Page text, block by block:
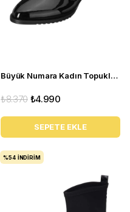
Büyük Numara Kadın Topuklu Rahat Bot KDR1214 siyah
₺4.990
₺8.370
SEPETE EKLE
%54 İNDIRIM